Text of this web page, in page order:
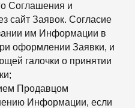
Соглашения и
сайт Заявок. Согласие
им Информации в
оформлении Заявки, и
галочки о принятии
Продавцом
Информации, если